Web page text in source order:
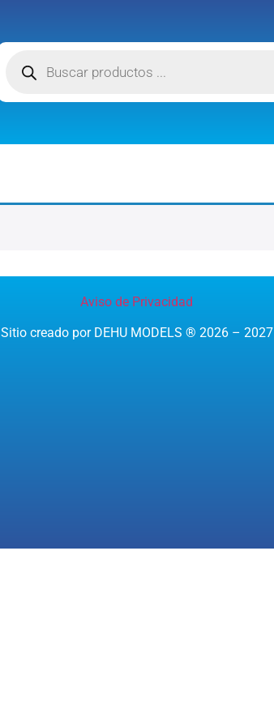
Aviso de Privacidad
Sitio creado por DEHU MODELS ® 2026 – 2027